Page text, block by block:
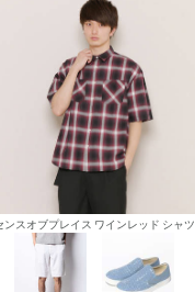
ンスオブプレイス ワインレッド シャツ